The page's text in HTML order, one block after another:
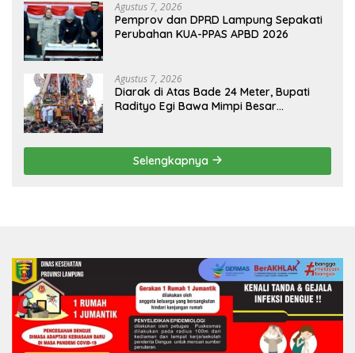
Agustus 7, 2026
Pemprov dan DPRD Lampung Sepakati
Perubahan KUA-PPAS APBD 2026
Agustus 7, 2026
Diarak di Atas Bade 24 Meter, Bupati
Radityo Egi Bawa Mimpi Besar
Selengkapnya